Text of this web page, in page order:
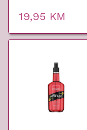
19,95 KM